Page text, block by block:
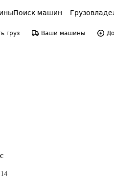
Поиск машин
груз Ваши машины